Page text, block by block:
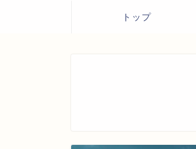
トップ